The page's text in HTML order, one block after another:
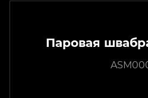
Паровая